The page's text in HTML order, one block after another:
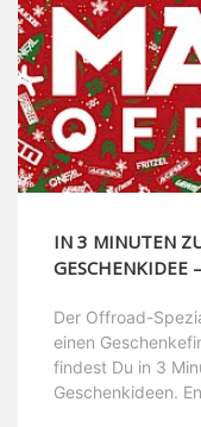
IN 3 MINUTEN
GESCHENKIDEE
Der Offroad-
einen
findest Du in 3
Geschenkideen.